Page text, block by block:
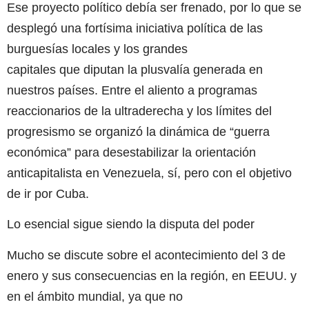
Ese proyecto político debía ser frenado, por lo que se
desplegó una fortísima iniciativa política de las
burguesías locales y los grandes
capitales que diputan la plusvalía generada en
nuestros países. Entre el aliento a programas
reaccionarios de la ultraderecha y los límites del
progresismo se organizó la dinámica de “guerra
económica” para desestabilizar la orientación
anticapitalista en Venezuela, sí, pero con el objetivo
de ir por Cuba.
Lo esencial sigue siendo la disputa del poder
Mucho se discute sobre el acontecimiento del 3 de
enero y sus consecuencias en la región, en EEUU. y
en el ámbito mundial, ya que no